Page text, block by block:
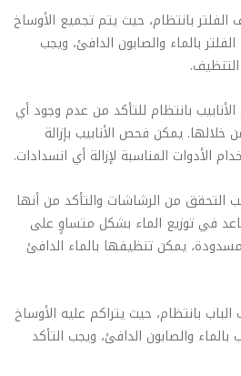
بانتظام، حيث يتم تجميع الأوساخ
بالماء والصابون الدافئ، ويجب
بانتظام للتأكد من عدم وجود أي
خلالها. يمكن فحص الأنابيب بإزالة
الأدوات المناسبة لإزالة أي انسدادات.
التحقق من الرشاشات والتأكد من أنها
في توزيع الماء بشكل متساوٍ على
يمكن تنظيفها بالماء الدافئ
بانتظام، حيث يتراكم عليه الأوساخ
والصابون الدافئ، ويجب التأكد